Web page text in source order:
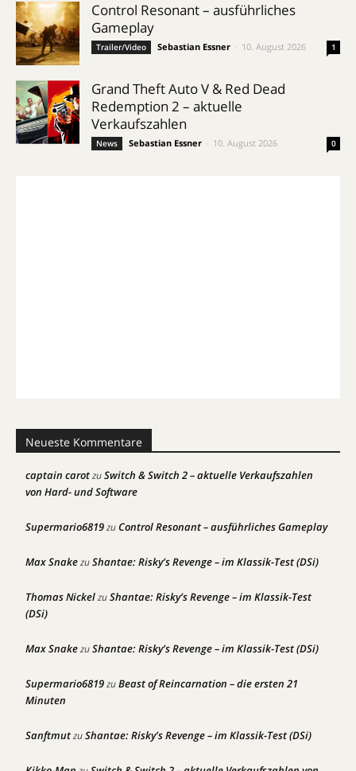
Control Resonant – ausführliches
Gameplay
Trailer/Video Sebastian Essner 10. August 2026 1
Grand Theft Auto V & Red Dead
Redemption 2 – aktuelle
Verkaufszahlen
News Sebastian Essner 10. August 2026 0
Neueste Kommentare
captain carotzuSwitch & Switch 2 – aktuelle Verkaufszahlen
von Hard- und Software
Supermario6819zuControl Resonant – ausführliches Gameplay
Max SnakezuShantae: Risky’s Revenge – im Klassik-Test (DSi)
Thomas NickelzuShantae: Risky’s Revenge – im Klassik-Test
(DSi)
Max SnakezuShantae: Risky’s Revenge – im Klassik-Test (DSi)
Supermario6819zuBeast of Reincarnation – die ersten 21
Minuten
SanftmutzuShantae: Risky’s Revenge – im Klassik-Test (DSi)